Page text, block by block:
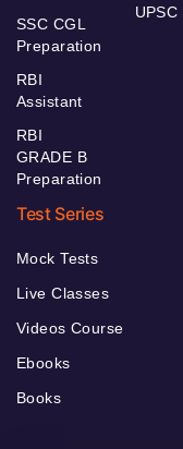
SSC CGL
Preparation
RBI
Assistant
RBI
GRADE B
Preparation
UPSC
Test Series
Mock Tests
Live Classes
Videos Course
Ebooks
Books